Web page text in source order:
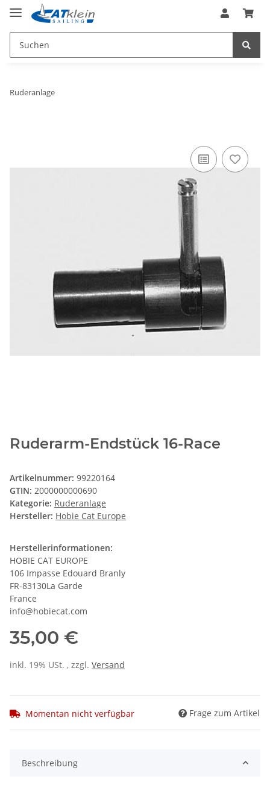
Ruderanlage
Ruderarm-Endstück 16-Race
Artikelnummer: 99220164
GTIN: 2000000000690
Kategorie: Ruderanlage
Hersteller: Hobie Cat Europe
Herstellerinformationen:
HOBIE CAT EUROPE
106 Impasse Edouard Branly
FR-83130La Garde
France
info@hobiecat.com
35,00 €
inkl. 19% USt. , zzgl. Versand
Momentan nicht verfügbar Frage zum Artikel
Beschreibung